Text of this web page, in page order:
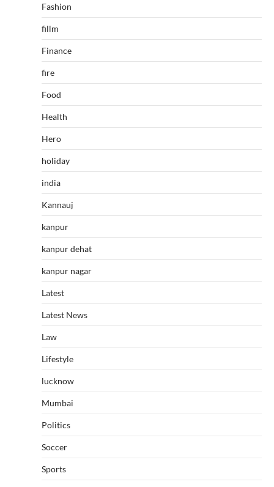
Fashion
fillm
Finance
fire
Food
Health
Hero
holiday
india
Kannauj
kanpur
kanpur dehat
kanpur nagar
Latest
Latest News
Law
Lifestyle
lucknow
Mumbai
Politics
Soccer
Sports